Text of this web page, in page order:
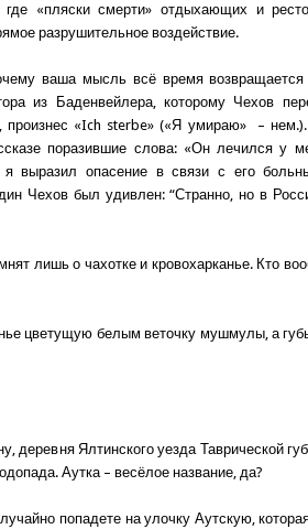
«пляски смерти» отдыхающих и
разрушительное воздействие.
ваша мысль всё время
из Баденвейлера, которому Чехов
произнес «Ich sterbe» («Я умираю» –
поразившие слова: «Он лечился у
выразил опасение в связи с его
Чехов был удивлен: “Странно, но в
лишь о чахотке и кровохарканье. Кто
цветущую белым веточку мушмулы, а губы
деревня Ялтинского уезда Таврической
Аутка – весёлое название, да?
попадете на улочку Аутскую,